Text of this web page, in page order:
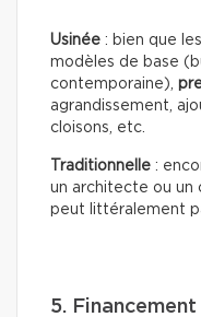
Usinée : bien que
modèles de base
contemporaine),
agrandissement,
cloisons, etc.
Traditionnelle :
un architecte ou un
peut littéralement
5.